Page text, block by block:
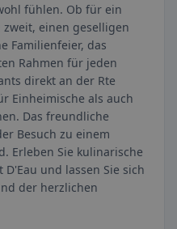
fühlen. Ob für ein
zweit, einen geselligen
Familienfeier, das
Rahmen für jeden
direkt an der Rte
Einheimische als auch
Das freundliche
Besuch zu einem
Erleben Sie kulinarische
D'Eau und lassen Sie sich
der herzlichen